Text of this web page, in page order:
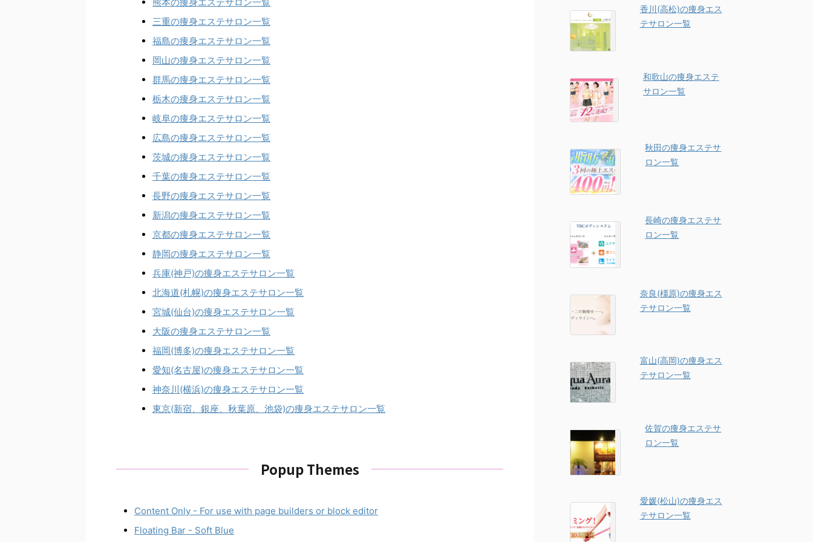
三重の痩身エステサロン一覧
福島の痩身エステサロン一覧
岡山の痩身エステサロン一覧
群馬の痩身エステサロン一覧
栃木の痩身エステサロン一覧
岐阜の痩身エステサロン一覧
広島の痩身エステサロン一覧
茨城の痩身エステサロン一覧
千葉の痩身エステサロン一覧
長野の痩身エステサロン一覧
新潟の痩身エステサロン一覧
京都の痩身エステサロン一覧
静岡の痩身エステサロン一覧
兵庫(神戸)の痩身エステサロン一覧
北海道(札幌)の痩身エステサロン一覧
宮城(仙台)の痩身エステサロン一覧
大阪の痩身エステサロン一覧
福岡(博多)の痩身エステサロン一覧
愛知(名古屋)の痩身エステサロン一覧
神奈川(横浜)の痩身エステサロン一覧
東京(新宿、銀座、秋葉原、池袋)の痩身エステサロン一覧
Popup Themes
Content Only - For use with page builders or block editor
Floating Bar - Soft Blue
香川(高松)の痩身エス
テサロン一覧
和歌山の痩身エステ
サロン一覧
秋田の痩身エステサ
ロン一覧
長崎の痩身エステサ
ロン一覧
奈良(橿原)の痩身エス
テサロン一覧
富山(高岡)の痩身エス
テサロン一覧
佐賀の痩身エステサ
ロン一覧
愛媛(松山)の痩身エス
テサロン一覧